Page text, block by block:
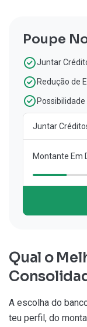
Poupe
Juntar
Redução de
Juntar
Montante Em
Qual o
A escolha do
teu perfil, do